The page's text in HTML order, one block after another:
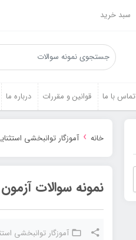
سبد خرید
تماس با ما قوانین و مقررات درباره ما
خانه › آموزگار توانبخشی
نمونه سوالات
آموزگار توانبخشی